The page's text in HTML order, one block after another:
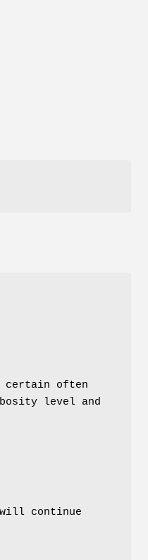
certain often
level and
continue